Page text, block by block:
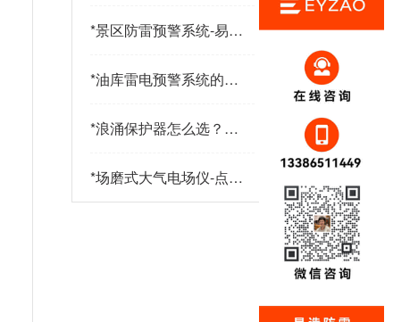
防雷
*景区防雷预警系统-易造
*油库雷电预警系统的传
看-易造
*浪涌保护器怎么选？三
策略助您精准选型-易造
*场磨式大气电场仪-点击
了解更多-易造